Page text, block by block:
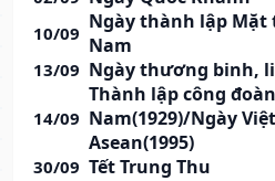
10/09 Ngày thành lập Mặt
Nam
13/09 Ngày thương binh,
14/09
Thành lập công
Nam(1929)/Ngày
Asean(1995)
30/09 Tết Trung Thu